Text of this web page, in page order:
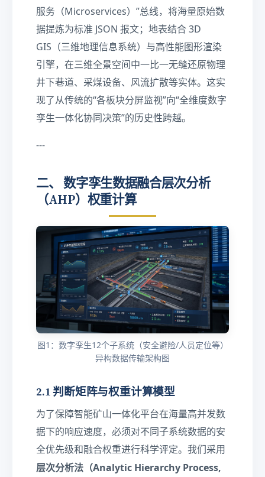
服务（Microservices）”总线，将海量原始数
据提炼为标准 JSON 报文；地表结合 3D
GIS（三维地理信息系统）与高性能图形渲染
引擎，在三维全景空间中一比一无缝还原物理
井下巷道、采煤设备、风流扩散等实体。这实
现了从传统的“各板块分屏监视”向“全维度数字
孪生一体化协同决策”的历史性跨越。
---
二、 数字孪生数据融合层次分析
（AHP）权重计算
图1：数字孪生12个子系统（安全避险/人员定位等）
异构数据传输架构图
2.1 判断矩阵与权重计算模型
为了保障智能矿山一体化平台在海量高并发数
据下的响应速度，必须对不同子系统数据的安
全优先级和融合权重进行科学评定。我们采用
层次分析法（Analytic Hierarchy Process,